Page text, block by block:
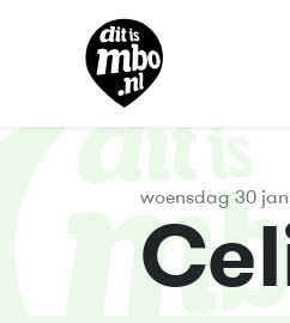
woensdag 30